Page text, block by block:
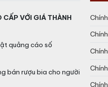
CẤP VỚI GIÁ THÀNH
quảng cáo số
bán rượu bia cho người